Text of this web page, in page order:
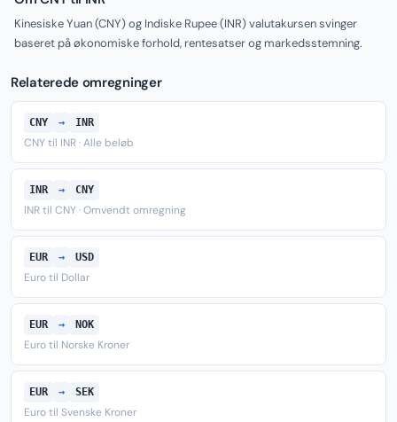
Kinesiske Yuan (CNY) og Indiske Rupee (INR) valutakursen svinger
baseret på økonomiske forhold, rentesatser og markedsstemning.
Relaterede omregninger
CNY → INR
CNY til INR · Alle beløb
INR → CNY
INR til CNY · Omvendt omregning
EUR → USD
Euro til Dollar
EUR → NOK
Euro til Norske Kroner
EUR → SEK
Euro til Svenske Kroner